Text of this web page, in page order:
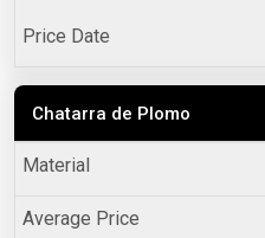
Chatarra de Plomo